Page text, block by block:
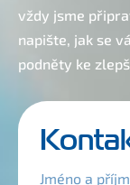
vždy jsme
napište, jak se
podněty ke
Jméno a